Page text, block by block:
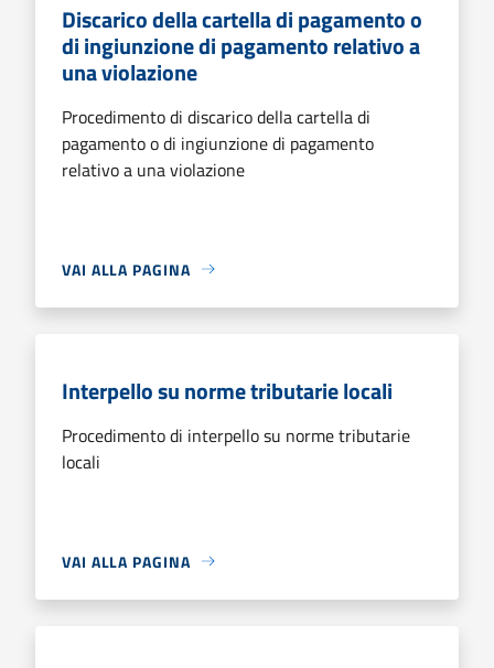
Discarico della cartella di pagamento o
di ingiunzione di pagamento relativo a
una violazione
Procedimento di discarico della cartella di
pagamento o di ingiunzione di pagamento
relativo a una violazione
VAI ALLA PAGINA
Interpello su norme tributarie locali
Procedimento di interpello su norme tributarie
locali
VAI ALLA PAGINA